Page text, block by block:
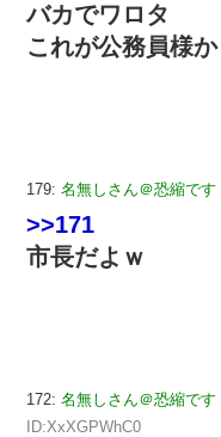
バカでワロタ
これが公務員様か
179: 名無しさん＠恐縮です
>>171
市長だよｗ
172: 名無しさん＠恐縮です
ID:XxXGPWhC0